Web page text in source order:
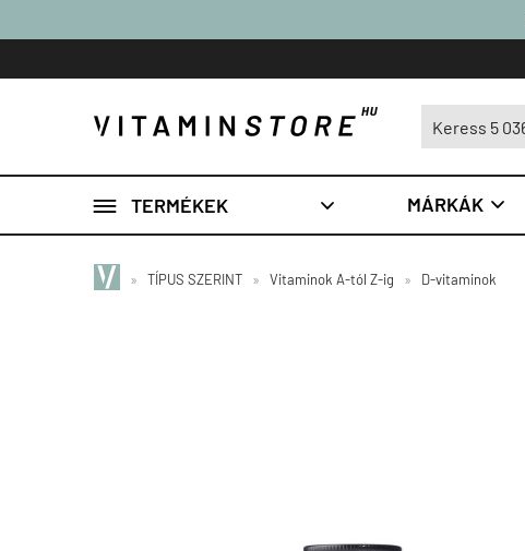
 TERMÉKEK  MÁRKÁK 
» TÍPUS SZERINT » Vitaminok A-tól Z-ig » D-vitaminok